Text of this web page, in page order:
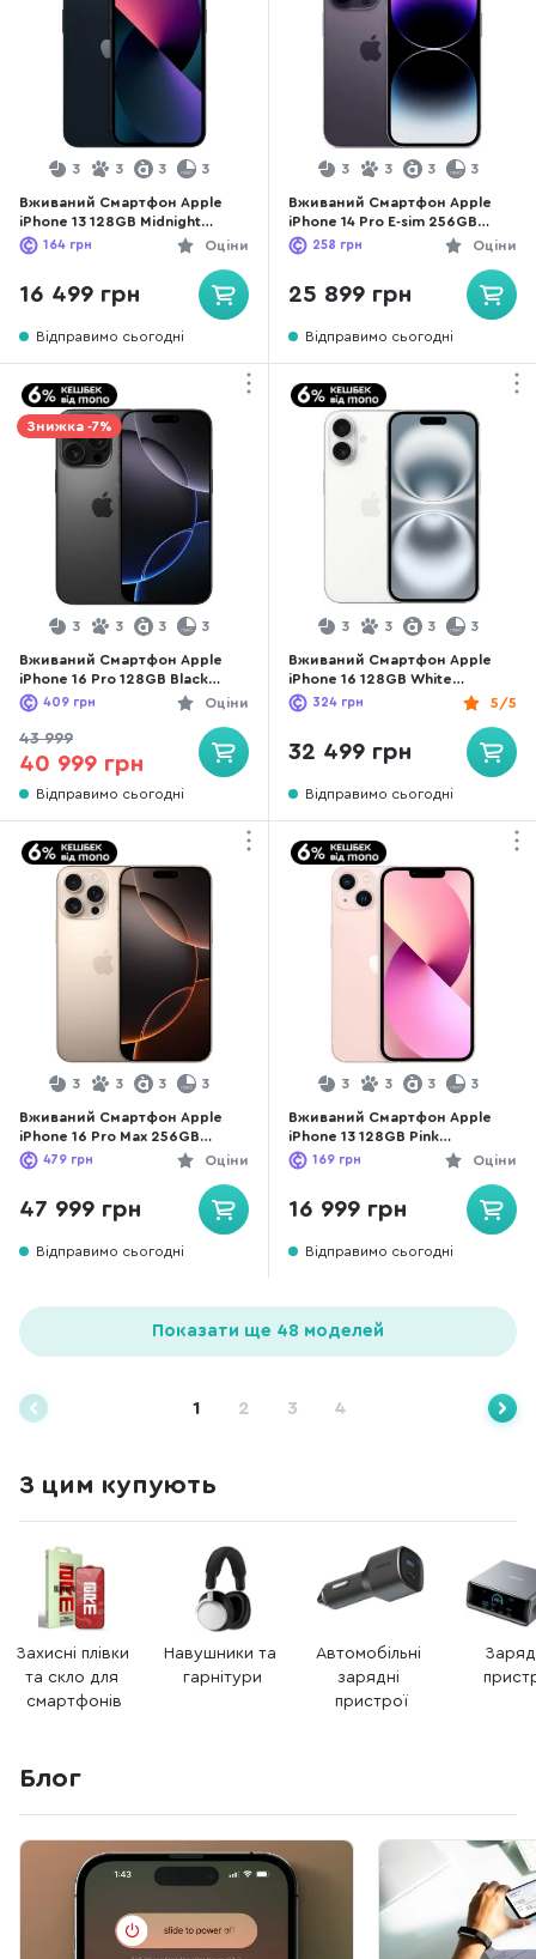
3 3 3 3
Вживаний Смартфон Apple
iPhone 13 128GB Midnight
(13M128REFA) хороший станОціни
164 грн
16 499 грн
Відправимо сьогодні
3 3 3 3
Вживаний Смартфон Apple
iPhone 14 Pro E-sim 256GB
Deep Purple
(14P256DPREFAesim) хороший
Оціни
258 грн
25 899 грн
Відправимо сьогодні
Знижка -7%
3 3 3 3
Вживаний Смартфон Apple
iPhone 16 Pro 128GB Black
Titanium (16P128BTREFA+)
чудовий стан
Оціни
409 грн
43 999
40 999 грн
Відправимо сьогодні
3 3 3 3
Вживаний Смартфон Apple
iPhone 16 128GB White
(16W128REFA+) чудовий стан5/5
324 грн
32 499 грн
Відправимо сьогодні
3 3 3 3
Вживаний Смартфон Apple
iPhone 16 Pro Max 256GB
Desert Titanium
(16PM256DTREFA+) чудовий
Оціни
479 грн
47 999 грн
Відправимо сьогодні
3 3 3 3
Вживаний Смартфон Apple
iPhone 13 128GB Pink
(13P128REFA) хороший станОціни
169 грн
16 999 грн
Відправимо сьогодні
Показати ще 48 моделей
1 2 3 4
З цим купують
Захисні плівки
та скло для
смартфонів
Навушники та
гарнітури
Автомобільні
зарядні
пристрої
Блог